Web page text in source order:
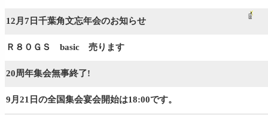
12月7日千葉角文忘年会のお知らせ
Ｒ８０ＧＳ basic 売ります
20周年集会無事終了!
9月21日の全国集会宴会開始は18:00です。